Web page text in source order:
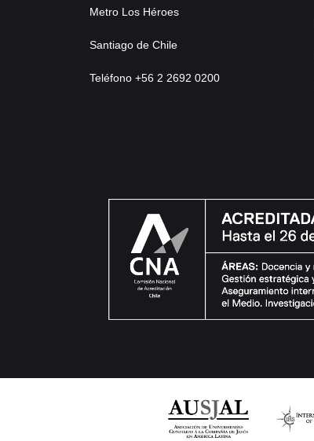
Metro Los Héroes
Santiago de Chile
Teléfono +56 2 2692 0200